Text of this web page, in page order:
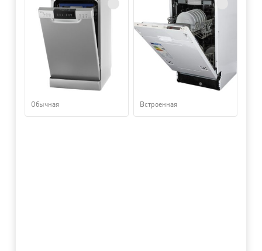
Обычная Встроенная